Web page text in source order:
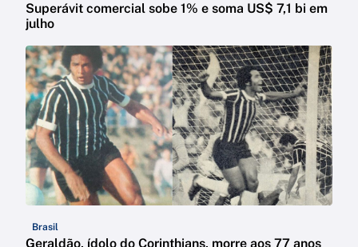
Superávit comercial sobe 1% e soma US$ 7,1 bi em
julho
Brasil
Geraldão, ídolo do Corinthians, morre aos 77 anos